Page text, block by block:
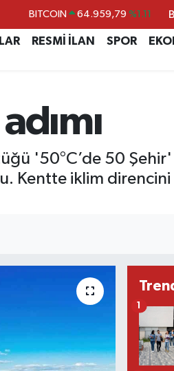
BİST100
RESMİ İLAN SPOR
'50°C’de 50 Şehir'
Kentte iklim direncini
1